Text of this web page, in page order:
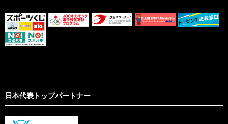
日本代表トップパートナー